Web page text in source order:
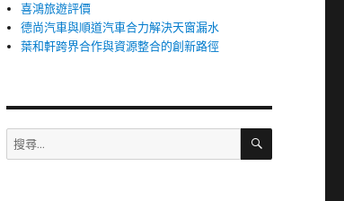
喜鴻旅遊評價
德尚汽車與順道汽車合力解決天窗漏水
葉和軒跨界合作與資源整合的創新路徑
搜
尋
搜